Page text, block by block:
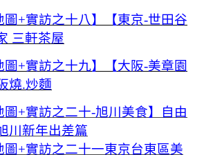
圖+實訪之十八】【東京-世田谷
三軒茶屋
圖+實訪之十九】【大阪-美章園
燒.炒麵
圖+實訪之二十-旭川美食】自由
川新年出差篇
圖+實訪之二十一東京台東區美